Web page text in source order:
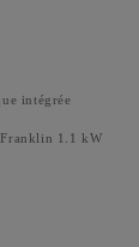
intégrée
1.1 kW